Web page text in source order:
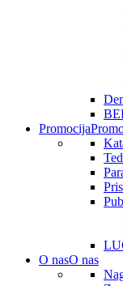
Promocija
O nasO nas